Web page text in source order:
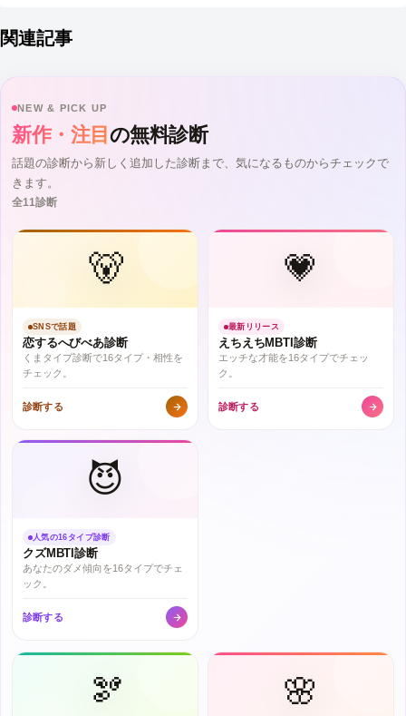
関連記事
NEW & PICK UP
新作・注目 の無料診断
話題の診断から新しく追加した診断まで、気になるものからチェックで
きます。
全11診断
🐻
SNSで話題
恋するへびべあ診断
くまタイプ診断で16タイプ・相性を
チェック。
診断する
💗
最新リリース
えちえちMBTI診断
エッチな才能を16タイプでチェッ
ク。
診断する
😈
人気の16タイプ診断
クズMBTI診断
あなたのダメ傾向を16タイプでチェ
ック。
診断する
🫘 🌸